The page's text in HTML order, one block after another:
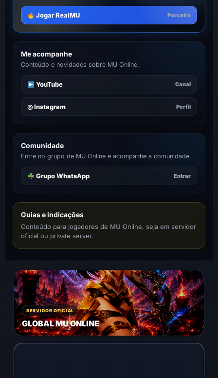
Jogar RealMU Parceiro
Me acompanhe
Conteúdo e novidades sobre MU Online.
YouTube Canal
◎ Instagram Perfil
Comunidade
Entre no grupo de MU Online e acompanhe a comunidade.
Grupo WhatsApp Entrar
Guias e indicações
Conteúdo para jogadores de MU Online, seja em servidor
oficial ou private server.
SERVIDOR OFICIAL
GLOBAL MU ONLINE